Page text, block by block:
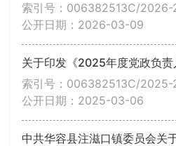
索引号：006382513C/
公开日期：2026-03-09
索引号：006382513C/
公开日期：2025-03-06